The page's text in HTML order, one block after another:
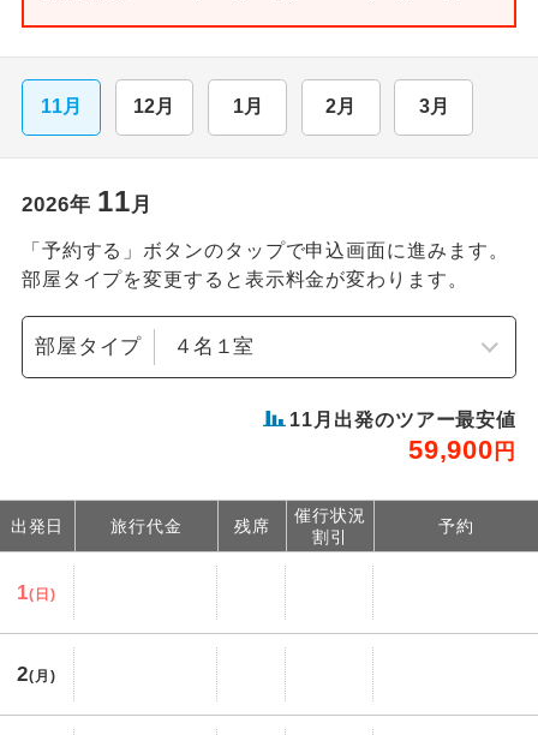
11月 12月 1月 2月 3月
2026年 11月
「予約する」ボタンのタップで申込画面に進みます。
部屋タイプを変更すると表示料金が変わります。
部屋タイプ
11 月出発のツアー最安値
59,900 円
出発日 旅行代金 残席
催行状況
割引
予約
1(日)
2(月)